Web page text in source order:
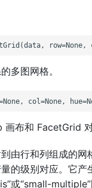
多图网格。
布和 FacetGrid 对
由行和列组成的网
的级别对应。它产
或“small-multiple”